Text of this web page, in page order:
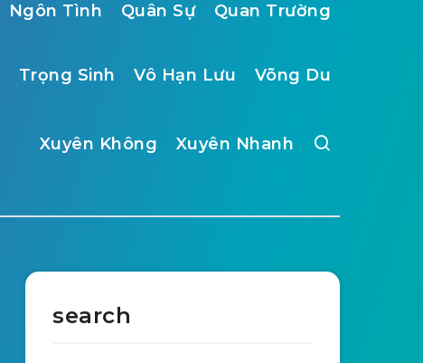
Ngôn Tình Quân Sự Quan Trường
Trọng Sinh Vô Hạn Lưu Võng Du
Xuyên Không Xuyên Nhanh
search